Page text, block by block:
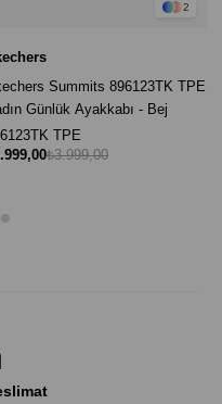
2
Summits 896123TK TPE
Günlük Ayakkabı - Bej
TPE
₺3.999,00